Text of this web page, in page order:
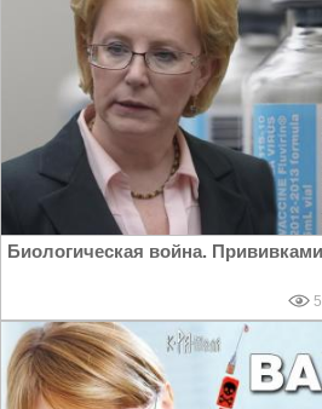
Биологическая война.